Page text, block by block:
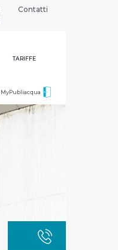
Contatti
TARIFFE
MyPubliacqua